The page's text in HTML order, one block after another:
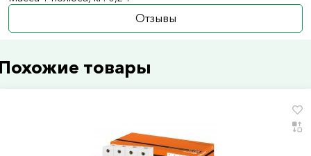
Отзывы
товары